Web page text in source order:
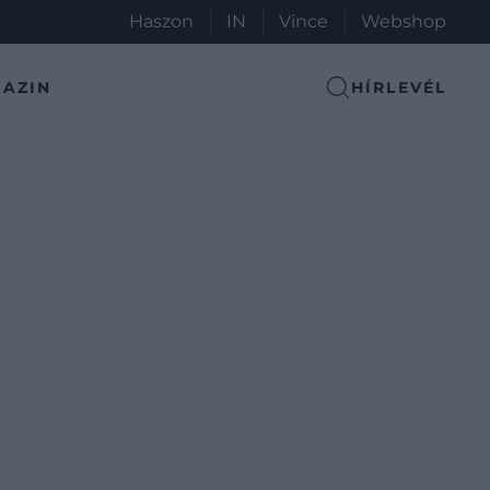
Haszon IN Vince Webshop
HÍRLEVÉL